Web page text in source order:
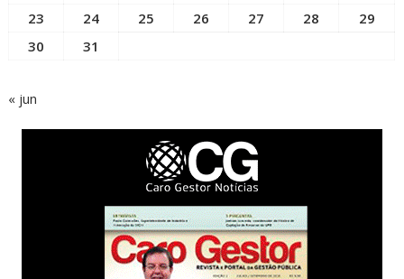
23
24 25 26 27 28
29
30
31
« jun